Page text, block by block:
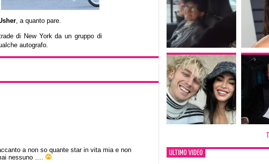
, a quanto pare.
di New York da un gruppo di
autografo.
a non so quante star in vita mia e non
nessuno ….
ULTIMO VIDEO